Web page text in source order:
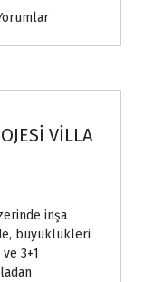
VİLLA
inşa
büyüklükleri
3+1